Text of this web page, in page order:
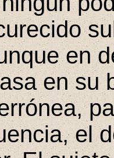
en
en su
el